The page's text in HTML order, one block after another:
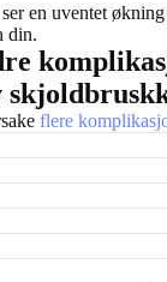
en uventet
din.
flere